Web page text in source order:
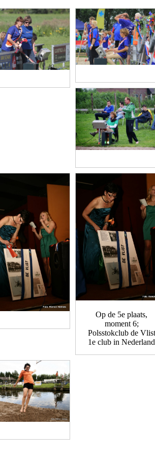
Op de 5e plaats,
moment 6;
Polsstokclub de Vlist
1e club in Nederland